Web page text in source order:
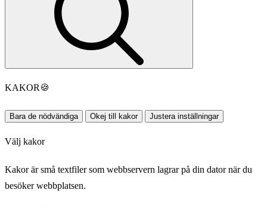
KAKOR 🍪
Bara de nödvändiga Okej till kakor Justera inställningar
Välj kakor
Kakor är små textfiler som webbservern lagrar på din dator när du
besöker webbplatsen.